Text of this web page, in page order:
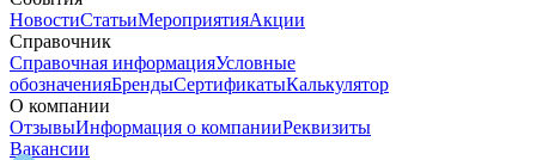
НовостиСтатьиМероприятияАкции
Справочник
Справочная информацияУсловные
обозначенияБрендыСертификатыКалькулятор
О компании
ОтзывыИнформация о компанииРеквизиты
Вакансии